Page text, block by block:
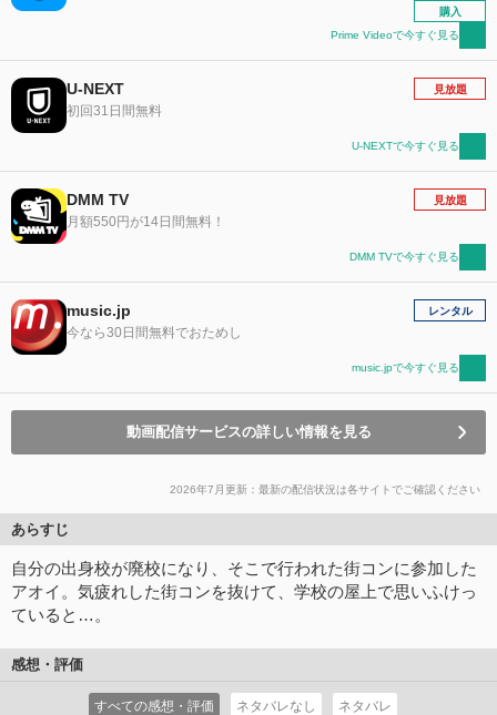
購入
Prime Videoで今すぐ見る
U-NEXT
初回31日間無料
見放題
U-NEXTで今すぐ見る
DMM TV
月額550円が14日間無料！
見放題
DMM TVで今すぐ見る
music.jp
今なら30日間無料でおためし
レンタル
music.jpで今すぐ見る
動画配信サービスの詳しい情報を見る
2026年7月更新：最新の配信状況は各サイトでご確認ください
あらすじ
自分の出身校が廃校になり、そこで行われた街コンに参加した
アオイ。気疲れした街コンを抜けて、学校の屋上で思いふけっ
ていると…。
感想・評価
すべての感想・評価 ネタバレなし ネタバレ